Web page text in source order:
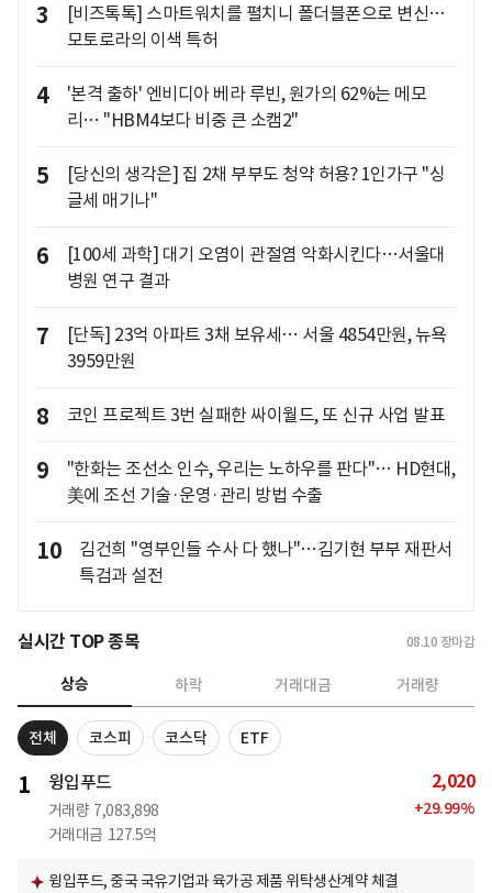
3
[비즈톡톡] 스마트워치를 펼치니 폴더블폰으로 변신…
모토로라의 이색 특허
4
'본격 출하' 엔비디아 베라 루빈, 원가의 62%는 메모
리… "HBM4보다 비중 큰 소캠2"
5
[당신의 생각은] 집 2채 부부도 청약 허용? 1인가구 "싱
글세 매기나"
6
[100세 과학] 대기 오염이 관절염 악화시킨다…서울대
병원 연구 결과
7
[단독] 23억 아파트 3채 보유세… 서울 4854만원, 뉴욕
3959만원
8 코인 프로젝트 3번 실패한 싸이월드, 또 신규 사업 발표
9
"한화는 조선소 인수, 우리는 노하우를 판다"… HD현대,
美에 조선 기술·운영·관리 방법 수출
10
김건희 "영부인들 수사 다 했나"…김기현 부부 재판서
특검과 설전
실시간 TOP 종목 08.10 장마감
상승 하락 거래대금 거래량
전체 코스피 코스닥 ETF
1 윙입푸드
거래량 7,083,898
거래대금 127.5억
2,020
+29.99%
윙입푸드, 중국 국유기업과 육가공 제품 위탁생산계약 체결